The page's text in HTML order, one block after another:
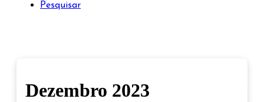
Pesquisar
Dezembro 2023